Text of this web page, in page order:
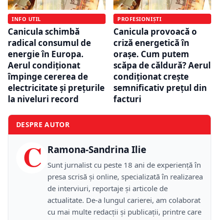
INFO UTIL
Canicula schimbă
radical consumul de
energie în Europa.
Aerul condiționat
împinge cererea de
electricitate și prețurile
la niveluri record
PROFESIONIȘTI
Canicula provoacă o
criză energetică în
orașe. Cum putem
scăpa de căldură? Aerul
condiționat crește
semnificativ prețul din
facturi
DESPRE AUTOR
C Ramona-Sandrina Ilie
Sunt jurnalist cu peste 18 ani de experiență în
presa scrisă și online, specializată în realizarea
de interviuri, reportaje și articole de
actualitate. De-a lungul carierei, am colaborat
cu mai multe redacții și publicații, printre care